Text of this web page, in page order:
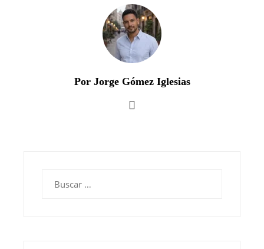
Por Jorge Gómez Iglesias